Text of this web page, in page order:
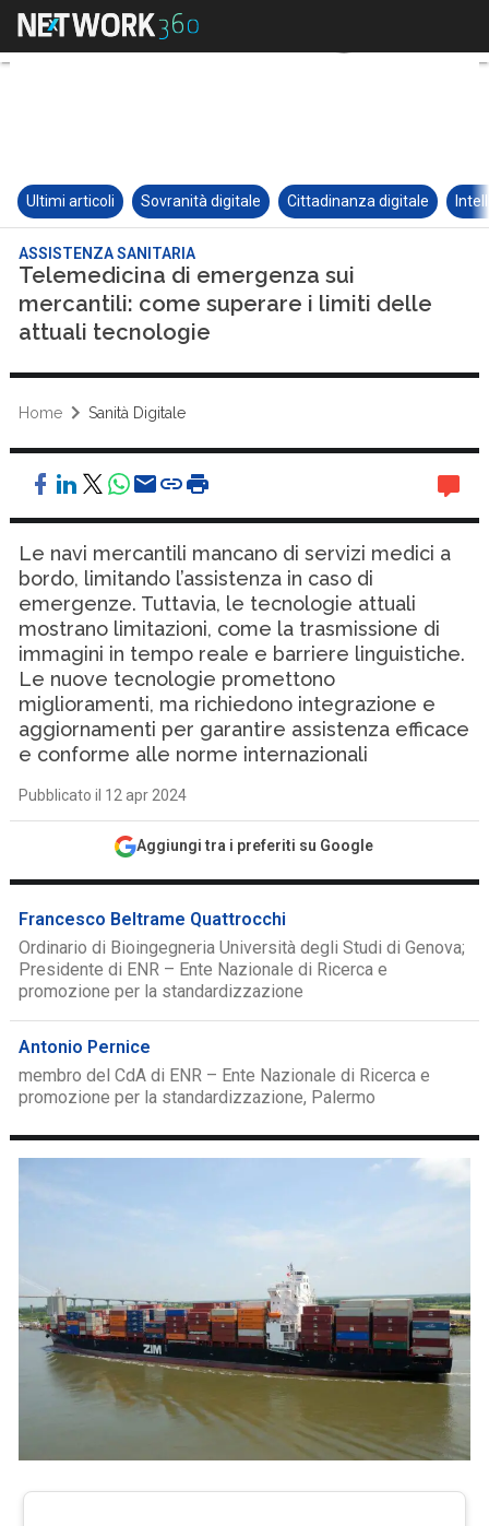
Ultimi articoli Sovranità digitale Cittadinanza digitale
ASSISTENZA SANITARIA
Telemedicina di emergenza sui
mercantili: come superare i limiti delle
attuali tecnologie
Home Sanità Digitale
Le navi mercantili mancano di servizi medici a
bordo, limitando l’assistenza in caso di
emergenze. Tuttavia, le tecnologie attuali
mostrano limitazioni, come la trasmissione di
immagini in tempo reale e barriere linguistiche.
Le nuove tecnologie promettono
miglioramenti, ma richiedono integrazione e
aggiornamenti per garantire assistenza efficace
e conforme alle norme internazionali
Pubblicato il 12 apr 2024
Aggiungi tra i preferiti su Google
Francesco Beltrame Quattrocchi
Ordinario di Bioingegneria Università degli Studi di Genova;
Presidente di ENR – Ente Nazionale di Ricerca e
promozione per la standardizzazione
Antonio Pernice
membro del CdA di ENR – Ente Nazionale di Ricerca e
promozione per la standardizzazione, Palermo